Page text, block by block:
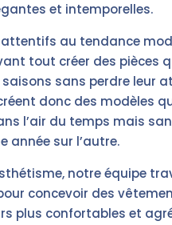
et intemporelles.
au tendance
tout créer des pièces
sans perdre leur
donc des modèles
l’air du temps mais
année sur l’autre.
notre équipe
concevoir des
plus confortables et